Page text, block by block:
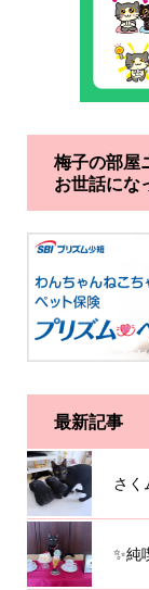
梅子の部屋
お世話にな
最新記事
さく
✨純